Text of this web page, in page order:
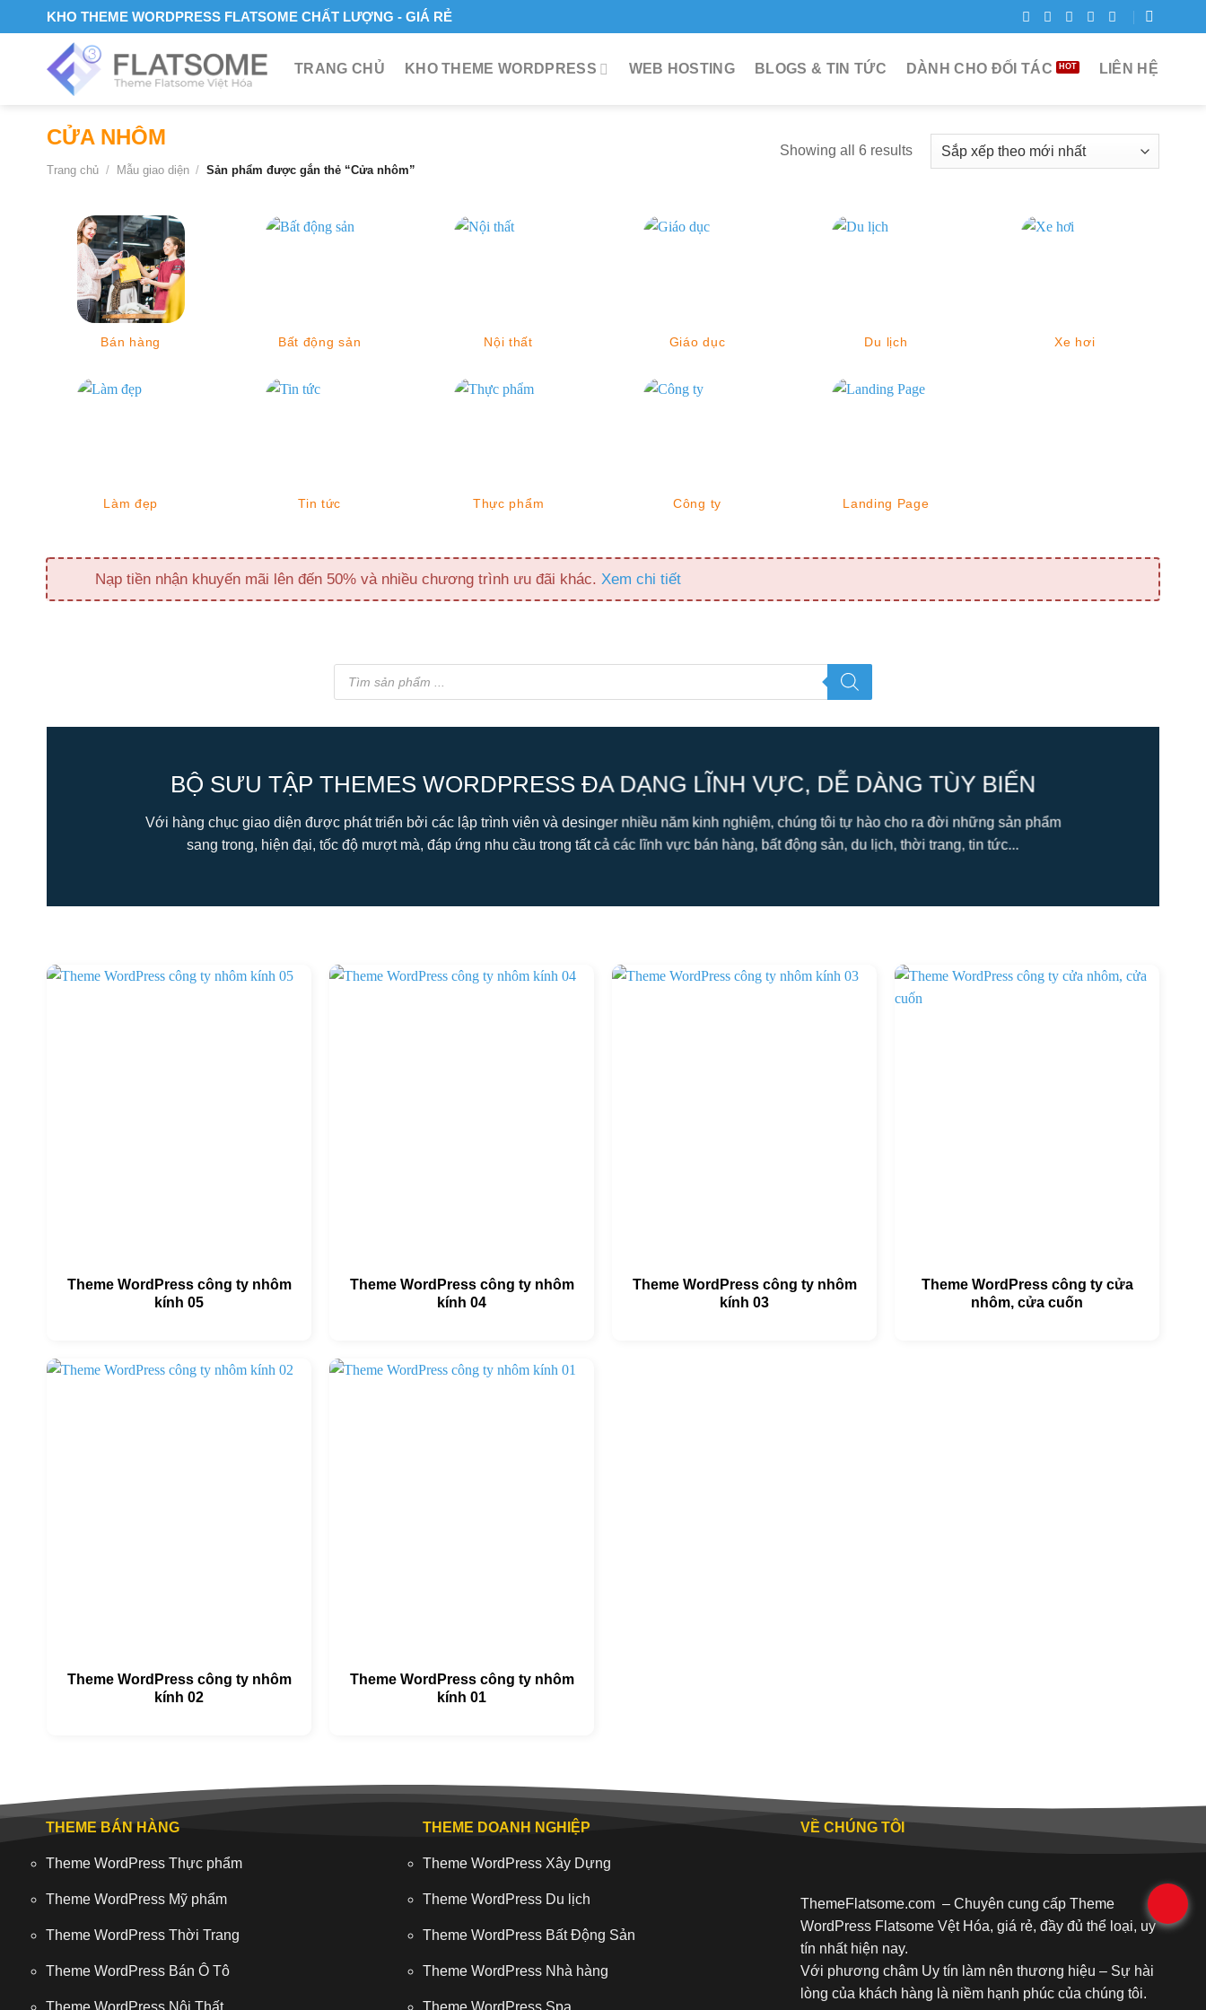
to
KHO THEME WORDPRESS FLATSOME CHẤT LƯỢNG - GIÁ RẺ
TRANG CHỦ KHO THEME WORDPRESS WEB HOSTING BLOGS & TIN TỨC DÀNH CHO ĐỐI TÁC LIÊN HỆ
CỬA NHÔM
Trang chủ / Mẫu giao diện / Sản phẩm được gắn thẻ “Cửa nhôm”
Showing all 6 results
Bán hàng Bất động sản Nội thất Giáo dục Du lịch Xe hơi
Làm đẹp Tin tức Thực phẩm Công ty Landing Page
Nạp tiền nhận khuyến mãi lên đến 50% và nhiều chương trình ưu đãi khác. Xem chi tiết
Tìm
kiếm
sản
BỘ SƯU TẬP THEMES WORDPRESS ĐA DẠNG LĨNH VỰC, DỄ DÀNG TÙY BIẾN
Với hàng chục giao diện được phát triển bởi các lập trình viên và desinger nhiều năm kinh nghiệm, chúng tôi tự hào cho ra đời những sản phẩm
sang trong, hiện đại, tốc độ mượt mà, đáp ứng nhu cầu trong tất cả các lĩnh vực bán hàng, bất động sản, du lịch, thời trang, tin tức...
Theme WordPress công ty nhôm
kính 05
Theme WordPress công ty nhôm
kính 04
Theme WordPress công ty nhôm
kính 03
Theme WordPress công ty cửa
nhôm, cửa cuốn
Theme WordPress công ty nhôm
kính 02
Theme WordPress công ty nhôm
kính 01
THEME BÁN HÀNG
Theme WordPress Thực phẩm
Theme WordPress Mỹ phẩm
Theme WordPress Thời Trang
Theme WordPress Bán Ô Tô
Theme WordPress Nội Thất
THEME DOANH NGHIỆP
Theme WordPress Xây Dựng
Theme WordPress Du lịch
Theme WordPress Bất Động Sản
Theme WordPress Nhà hàng
Theme WordPress Spa
VỀ CHÚNG TÔI
ThemeFlatsome.com – Chuyên cung cấp Theme
WordPress Flatsome Vệt Hóa, giá rẻ, đầy đủ thể loại, uy
tín nhất hiện nay.
Với phương châm Uy tín làm nên thương hiệu – Sự hài
lòng của khách hàng là niềm hạnh phúc của chúng tôi.